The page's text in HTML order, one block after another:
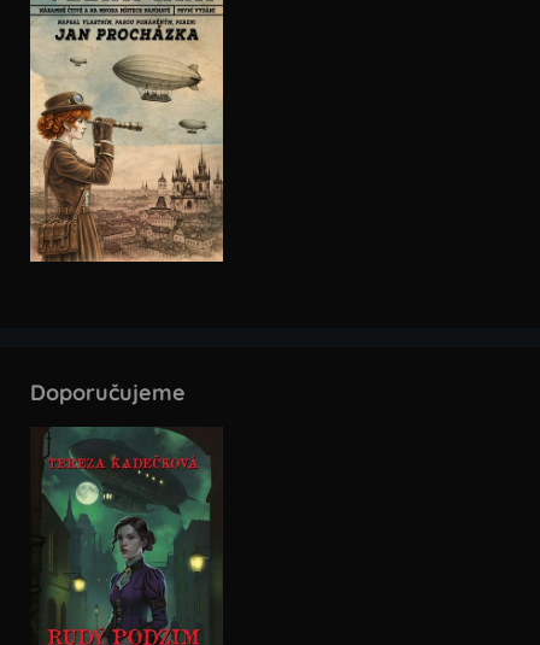
Doporučujeme